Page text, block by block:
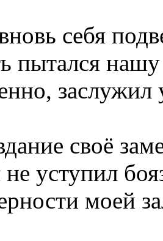
себя
пытался
заслужил
своё
уступил
моей